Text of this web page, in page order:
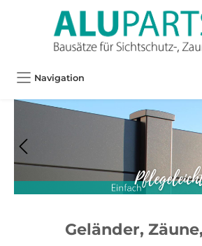
Navigation
Geländer,